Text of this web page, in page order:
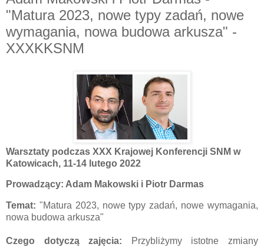
"Matura 2023, nowe typy zadań, nowe
wymagania, nowa budowa arkusza" -
XXXKKSNM
Warsztaty podczas XXX Krajowej Konferencji SNM w
Katowicach, 11-14 lutego 2022
Prowadzący: Adam Makowski i Piotr Darmas
Temat: "Matura 2023, nowe typy zadań, nowe wymagania,
nowa budowa arkusza"
Czego dotyczą zajęcia: Przybliżymy istotne zmiany